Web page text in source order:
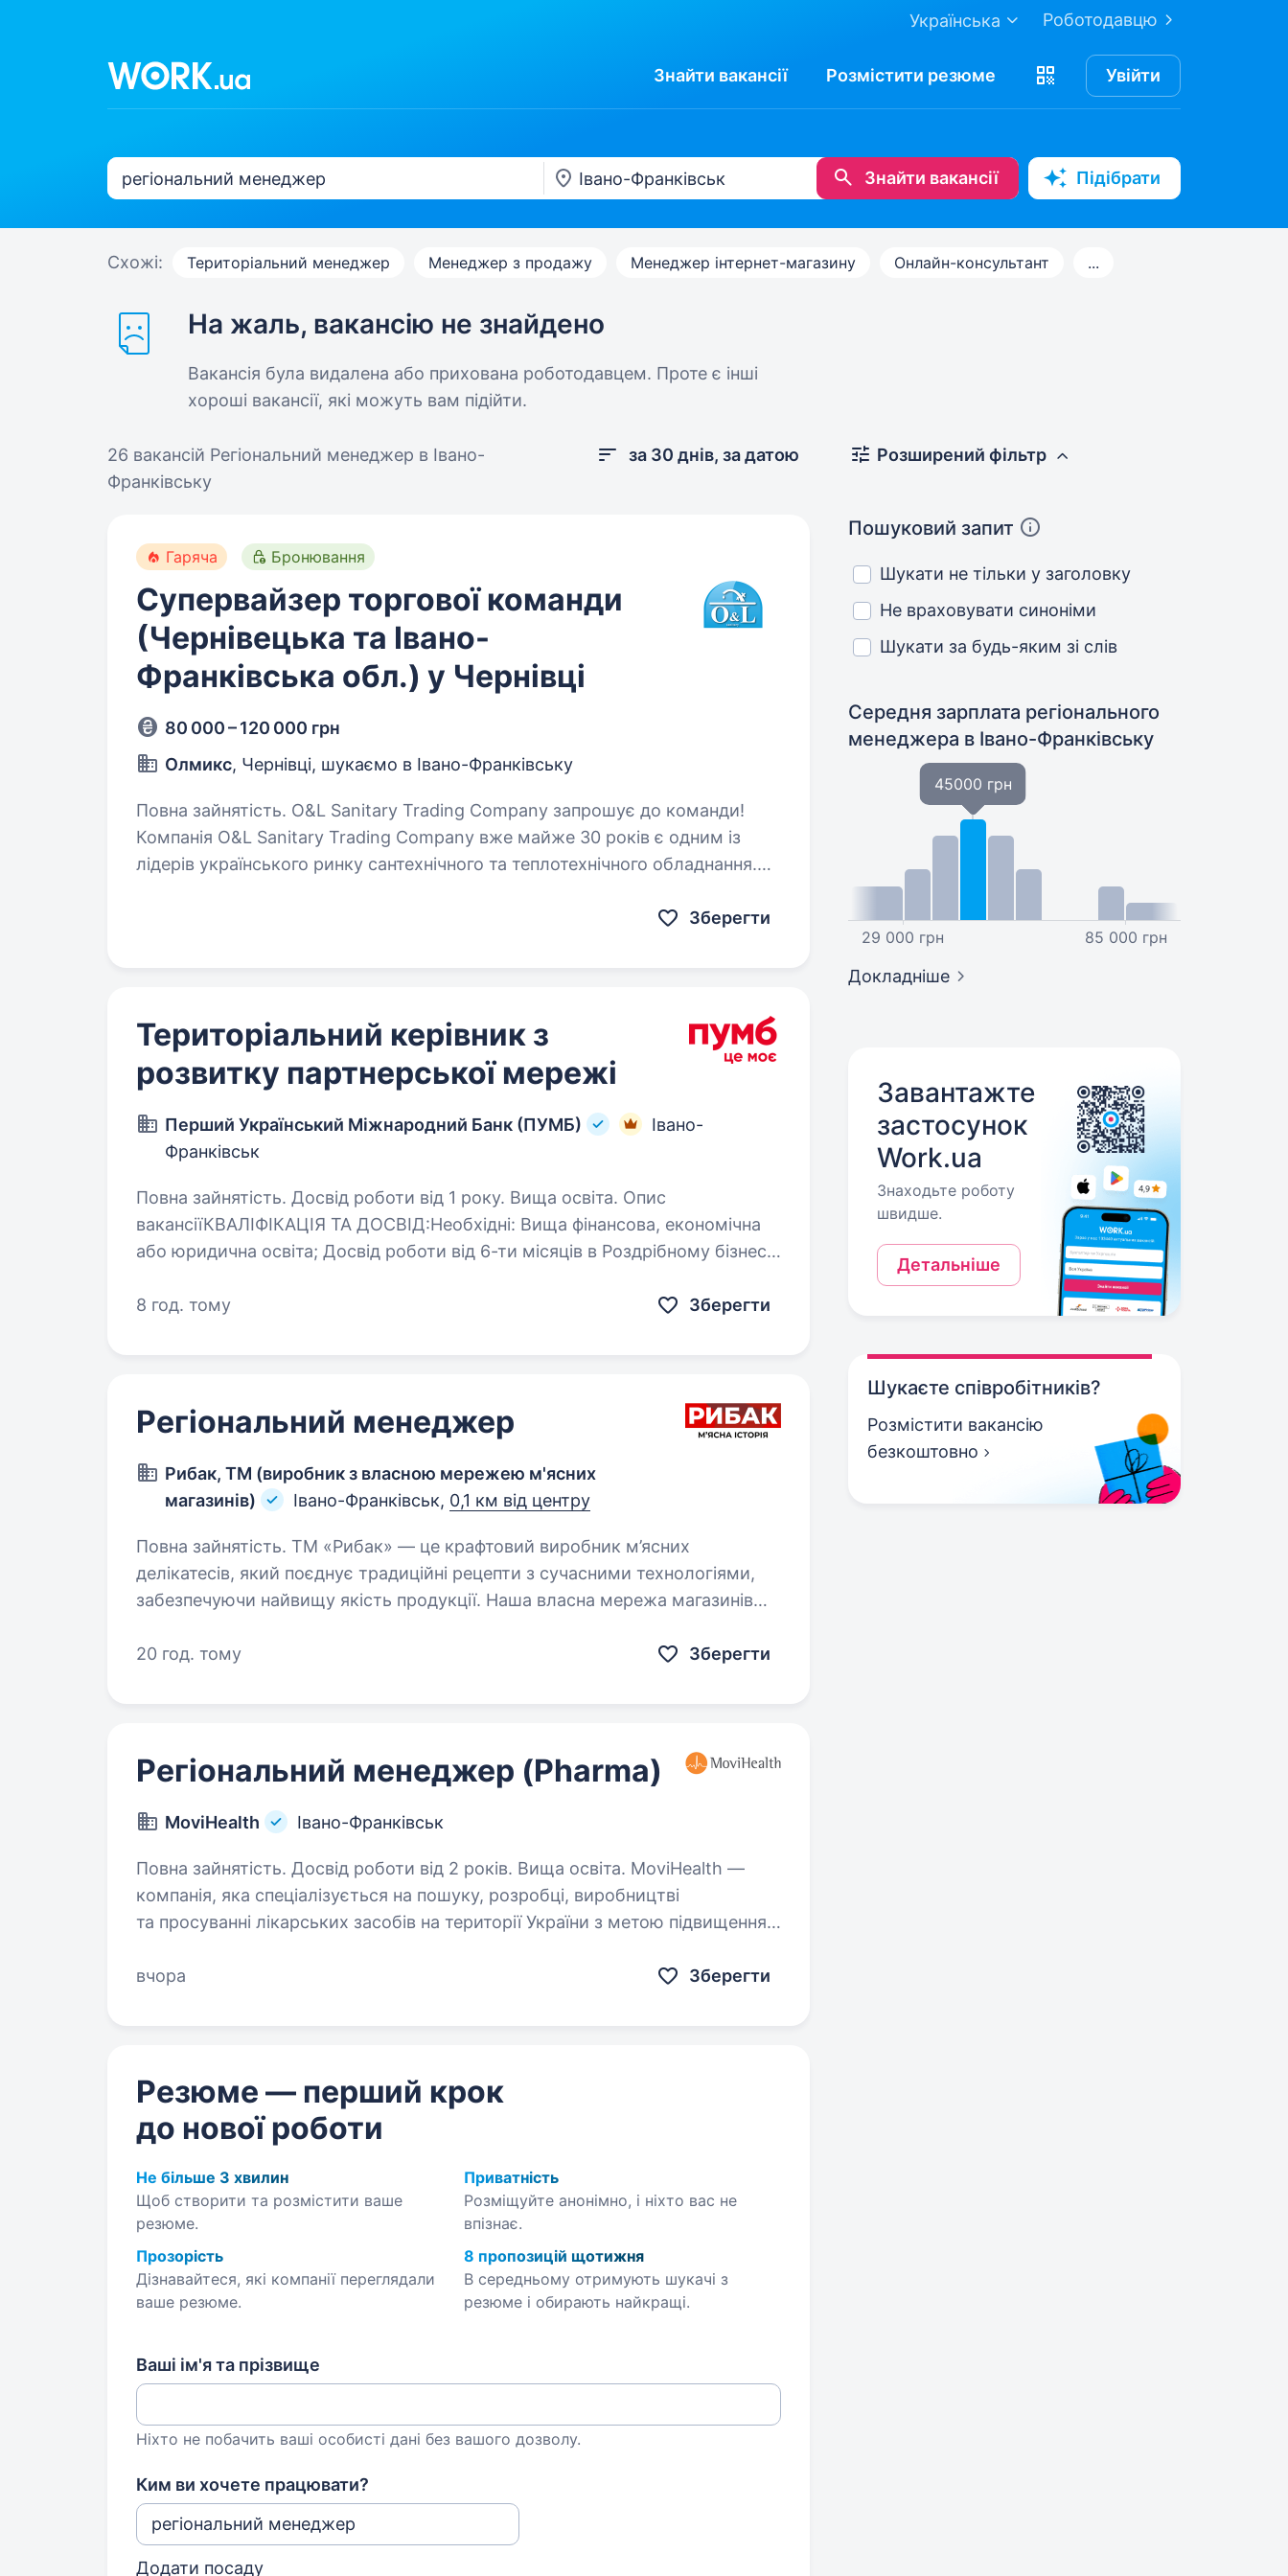
Роботодавцю
Українська
Знайти вакансії Розмістити резюме Увійти
Знайти вакансії Підібрати
Схожі: Територіальний менеджер Менеджер з продажу Менеджер інтернет-магазину Онлайн-консультант ...
На жаль, вакансію не знайдено
Вакансія була видалена або прихована роботодавцем. Проте є інші
хороші вакансії, які можуть вам підійти.
26 вакансій Регіональний менеджер в Івано-
Франківську
за 30 днів, за датою
Гаряча Бронювання
Супервайзер торгової команди
(Чернівецька та Івано-
Франківська обл.) у Чернівці
80 000 – 120 000 грн
Олмикс, Чернівці, шукаємо в Івано-Франківську
Повна зайнятість. O&L Sanitary Trading Company запрошує до команди!
Компанія O&L Sanitary Trading Company вже майже 30 років є одним із
лідерів українського ринку сантехнічного та теплотехнічного обладнання.
Зберегти
Територіальний керівник з
розвитку партнерської мережі
Перший Український Міжнародний Банк (ПУМБ)
Івано-
Франківськ
Повна зайнятість. Досвід роботи від 1 року. Вища освіта. Опис
вакансіїКВАЛІФІКАЦІЯ ТА ДОСВІД:Необхідні: Вища фінансова, економічна
або юридична освіта; Досвід роботи від 6-ти місяців в Роздрібному бізнесі;
8 год. тому
Зберегти
Регіональний менеджер
Рибак, ТМ (виробник з власною мережею м'ясних
магазинів)
Івано-Франківськ, 0,1 км від центру
Повна зайнятість. ТМ «Рибак» — це крафтовий виробник м’ясних
делікатесів, який поєднує традиційні рецепти з сучасними технологіями,
забезпечуючи найвищу якість продукції. Наша власна мережа магазинів
20 год. тому
Зберегти
Регіональний менеджер (Pharma)
MoviHealth Івано-Франківськ
Повна зайнятість. Досвід роботи від 2 років. Вища освіта. MoviHealth —
компанія, яка спеціалізується на пошуку, розробці, виробництві
та просуванні лікарських засобів на території України з метою підвищення
до довгострокового…
вчора Зберегти
Резюме — перший крок
до нової роботи
Не більше 3 хвилин
Щоб створити та розмістити ваше
резюме.
Приватність
Розміщуйте анонімно, і ніхто вас не
впізнає.
Прозорість
Дізнавайтеся, які компанії переглядали
ваше резюме.
8 пропозицій щотижня
В середньому отримують шукачі з
резюме і обирають найкращі.
Ваші ім'я та прізвище
Ніхто не побачить ваші особисті дані без вашого дозволу.
Ким ви хочете працювати?
Додати посаду
Розширений фільтр
Пошуковий запит
Шукати не тільки у заголовку
Не враховувати синоніми
Шукати за будь-яким зі слів
Середня зарплата регіонального
менеджера в Івано-Франківську
29 000 грн
45000 грн
85 000 грн
Докладніше
Завантажте
застосунок
Work.ua
Знаходьте роботу
швидше.
Детальніше
Шукаєте співробітників?
Розмістити вакансію
безкоштовно